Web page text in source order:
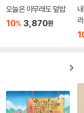
오늘은 아무래도 덮밥
10% 3,870원